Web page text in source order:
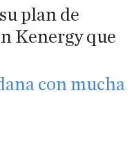
plan de
Kenergy que
con mucha